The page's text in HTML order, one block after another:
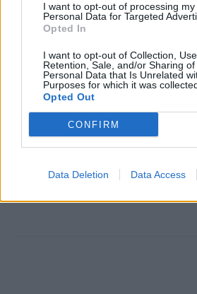
I want to opt-out of processing my
Personal Data for Targeted
Opted In
I want to opt-out of Collection, Use,
Retention, Sale, and/or Sharing of
Personal Data that Is Unrelated
Purposes for which it was
Opted Out
CONFIRM
Data Deletion Data Access
Στα Ιωάννινα το 20ο Συνέδριο Υγιών
HS Team